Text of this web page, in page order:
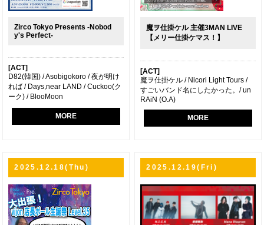
Zirco Tokyo Presents -Nobod
y's Perfect-
[ACT]
D82(韓国) / Asobigokoro / 夜が明け
れば / Days,near LAND / Cuckoo(ク
ーク) / BlooMoon
MORE
魔ヲ仕掛ケル 主催3MAN LIVE
【メリー仕掛ケマス！】
[ACT]
魔ヲ仕掛ケル / Nicori Light Tours /
すごいバンド名にしたかった。/ un
RAiN (O.A)
MORE
2025.12.18(Thu) 2025.12.19(Fri)